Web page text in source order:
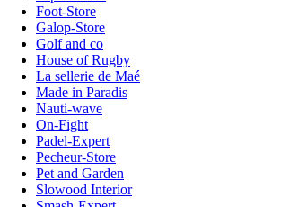
Foot-Store
Galop-Store
Golf and co
House of Rugby
La sellerie de Maé
Made in Paradis
Nauti-wave
On-Fight
Padel-Expert
Pecheur-Store
Pet and Garden
Slowood Interior